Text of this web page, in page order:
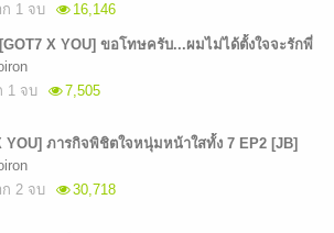
ก 1 จบ
16,146
X YOU] ขอโทษครับ...ผมไม่ได้ตั้งใจจะรักพี่
1 จบ
7,505
YOU] ภารกิจพิชิตใจหนุ่มหน้าใสทั้ง 7 EP2 [JB]
2 จบ
30,718